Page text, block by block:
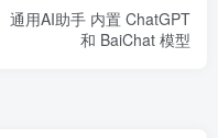
通用AI助手 内置 ChatGPT
和 BaiChat 模型